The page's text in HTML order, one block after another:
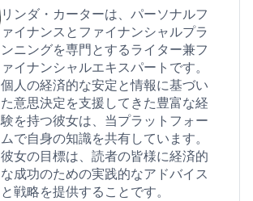
リンダ・カーターは、パーソナルフ
ァイナンスとファイナンシャルプラ
ンニングを専門とするライター兼フ
ァイナンシャルエキスパートです。
個人の経済的な安定と情報に基づい
た意思決定を支援してきた豊富な経
験を持つ彼女は、当プラットフォー
ムで自身の知識を共有しています。
彼女の目標は、読者の皆様に経済的
な成功のための実践的なアドバイス
と戦略を提供することです。